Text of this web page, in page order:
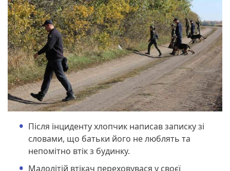
Після інциденту хлопчик написав записку зі
словами, що батьки його не люблять та
непомітно втік з будинку.
Малолітій втікач переховувася у своєї